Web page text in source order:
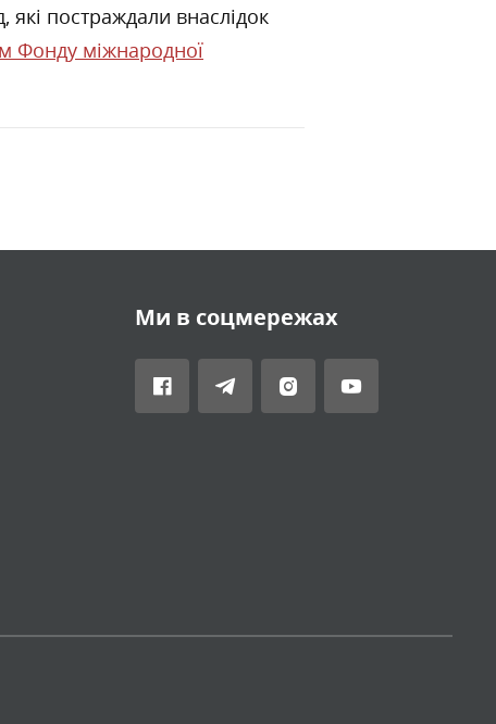
які постраждали внаслідок
Фонду міжнародної
Ми в соцмережах